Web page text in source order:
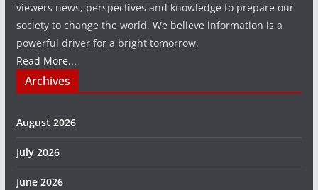
viewers news, perspectives and knowledge to prepare our
society to change the world. We believe information is a
powerful driver for a bright tomorrow.
Read More...
Archives
August 2026
July 2026
June 2026